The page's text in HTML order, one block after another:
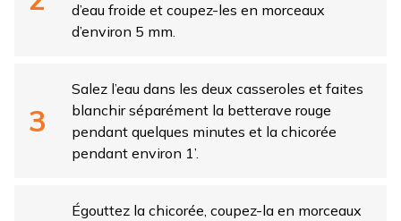
d’eau froide et coupez-les en morceaux
d’environ 5 mm.
Salez l’eau dans les deux casseroles et faites
blanchir séparément la betterave rouge
pendant quelques minutes et la chicorée
pendant environ 1’.
Égouttez la chicorée, coupez-la en morceaux